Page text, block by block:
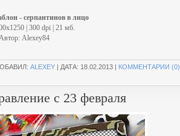
- серпантинов в лицо
| 300 dpi | 21 мб.
Alexey84
ALEXEY | ДАТА: 18.02.2013 | КОММЕНТАРИИ (0)
с 23 февраля